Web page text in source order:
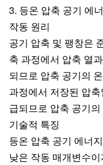
3. 등온 압축 공기 에
작동 원리
공기 압축 및 팽창은
축 과정에서 압축 열
되므로 압축 공기의
과정에서 저장된 압
급되므로 압축 공기
기술적 특징
등온 압축 공기 에너
낮은 작동 매개변수